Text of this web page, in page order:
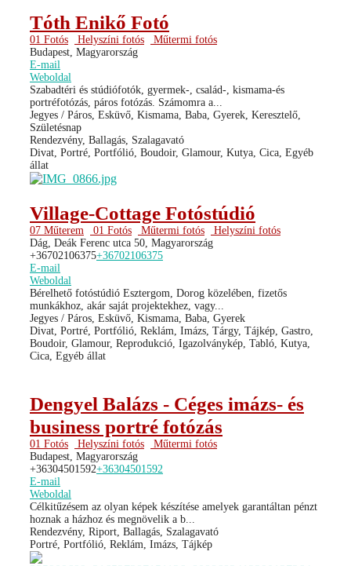
Tóth Enikő Fotó
01 Fotós Helyszíni fotós
Műtermi fotós
Budapest, Magyarország
E-mail
Weboldal
Szabadtéri és stúdiófotók, gyermek-, család-, kismama-és
portréfotózás, páros fotózás. Számomra a...
Jegyes / Páros, Esküvő, Kismama, Baba, Gyerek, Keresztelő,
Születésnap
Rendezvény, Ballagás, Szalagavató
Divat, Portré, Portfólió, Boudoir, Glamour, Kutya, Cica, Egyéb
állat
Village-Cottage Fotóstúdió
07 Műterem 01 Fotós Műtermi fotós
Helyszíni fotós
Dág, Deák Ferenc utca 50, Magyarország
+36702106375+36702106375
E-mail
Weboldal
Bérelhető fotóstúdió Esztergom, Dorog közelében, fizetős
munkákhoz, akár saját projektekhez, vagy...
Jegyes / Páros, Esküvő, Kismama, Baba, Gyerek
Divat, Portré, Portfólió, Reklám, Imázs, Tárgy, Tájkép, Gastro,
Boudoir, Glamour, Reprodukció, Igazolványkép, Tabló, Kutya,
Cica, Egyéb állat
Dengyel Balázs - Céges imázs- és
business portré fotózás
01 Fotós Helyszíni fotós
Műtermi fotós
Budapest, Magyarország
+36304501592+36304501592
E-mail
Weboldal
Célkitűzésem az olyan képek készítése amelyek garantáltan pénzt
hoznak a házhoz és megnövelik a b...
Rendezvény, Riport, Ballagás, Szalagavató
Portré, Portfólió, Reklám, Imázs, Tájkép